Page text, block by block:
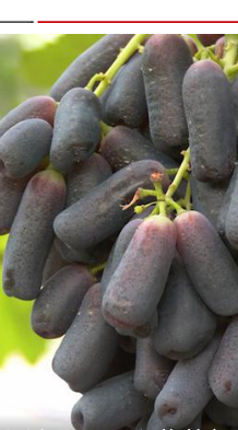
：连片油葵花盛